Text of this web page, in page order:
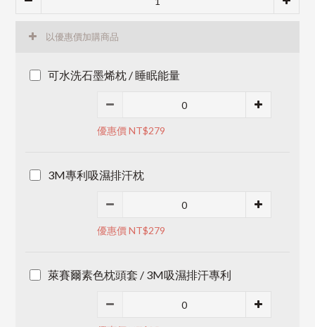
以優惠價加購商品
可水洗石墨烯枕 / 睡眠能量
優惠價 NT$279
3M專利吸濕排汗枕
優惠價 NT$279
萊賽爾素色枕頭套 / 3M吸濕排汗專利